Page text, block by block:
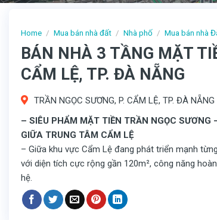
Home / Mua bán nhà đất / Nhà phố / Mua bán nhà
BÁN NHÀ 3 TẦNG MẶT
CẨM LỆ, TP. ĐÀ NẴNG
TRẦN NGỌC SƯƠNG, P. CẨM LỆ, TP. ĐÀ NẴNG
– SIÊU PHẨM MẶT TIỀN TRẦN NGỌC
GIỮA TRUNG TÂM CẨM LỆ
– Giữa khu vực Cẩm Lệ đang phát triển mạnh
với diện tích cực rộng gần 120m², công năng
hệ.